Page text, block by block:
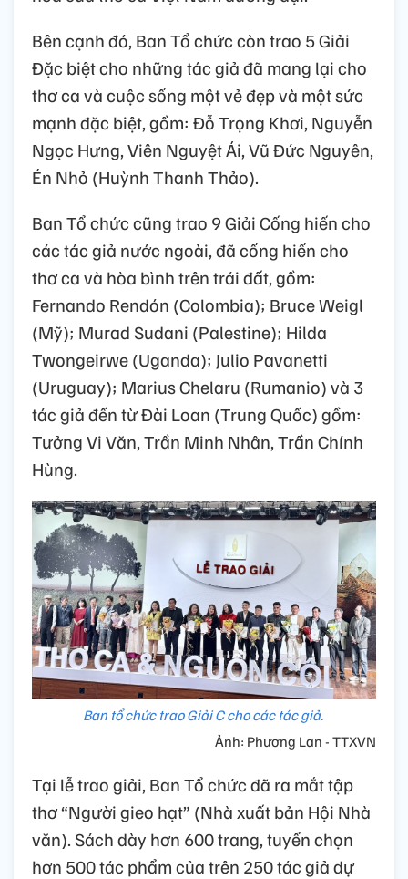
Bên cạnh đó, Ban Tổ chức còn trao 5 Giải
Đặc biệt cho những tác giả đã mang lại cho
thơ ca và cuộc sống một vẻ đẹp và một sức
mạnh đặc biệt, gồm: Đỗ Trọng Khơi, Nguyễn
Ngọc Hưng, Viên Nguyệt Ái, Vũ Đức Nguyên,
Én Nhỏ (Huỳnh Thanh Thảo).
Ban Tổ chức cũng trao 9 Giải Cống hiến cho
các tác giả nước ngoài, đã cống hiến cho
thơ ca và hòa bình trên trái đất, gồm:
Fernando Rendón (Colombia); Bruce Weigl
(Mỹ); Murad Sudani (Palestine); Hilda
Twongeirwe (Uganda); Julio Pavanetti
(Uruguay); Marius Chelaru (Rumanio) và 3
tác giả đến từ Đài Loan (Trung Quốc) gồm:
Tưởng Vi Văn, Trần Minh Nhân, Trần Chính
Hùng.
Ban tổ chức trao Giải C cho các tác giả.
Ảnh: Phương Lan - TTXVN
Tại lễ trao giải, Ban Tổ chức đã ra mắt tập
thơ “Người gieo hạt” (Nhà xuất bản Hội Nhà
văn). Sách dày hơn 600 trang, tuyển chọn
hơn 500 tác phẩm của trên 250 tác giả dự